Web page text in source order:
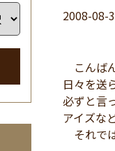
2008-08-
こんば
日々を送
必ずと言
アイズな
それで